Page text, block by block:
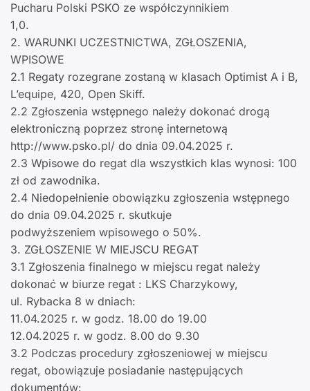
Pucharu Polski PSKO ze współczynnikiem
1,0.
2. WARUNKI UCZESTNICTWA, ZGŁOSZENIA,
WPISOWE
2.1 Regaty rozegrane zostaną w klasach Optimist A i B,
L’equipe, 420, Open Skiff.
2.2 Zgłoszenia wstępnego należy dokonać drogą
elektroniczną poprzez stronę internetową
http://www.psko.pl/ do dnia 09.04.2025 r.
2.3 Wpisowe do regat dla wszystkich klas wynosi: 100
zł od zawodnika.
2.4 Niedopełnienie obowiązku zgłoszenia wstępnego
do dnia 09.04.2025 r. skutkuje
podwyższeniem wpisowego o 50%.
3. ZGŁOSZENIE W MIEJSCU REGAT
3.1 Zgłoszenia finalnego w miejscu regat należy
dokonać w biurze regat : LKS Charzykowy,
ul. Rybacka 8 w dniach:
11.04.2025 r. w godz. 18.00 do 19.00
12.04.2025 r. w godz. 8.00 do 9.30
3.2 Podczas procedury zgłoszeniowej w miejscu
regat, obowiązuje posiadanie następujących
dokumentów: